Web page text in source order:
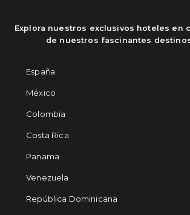
Explora nuestros exclusivos hoteles en
de nuestros fascinantes
España
México
Colombia
Costa Rica
Panama
Venezuela
República Dominicana